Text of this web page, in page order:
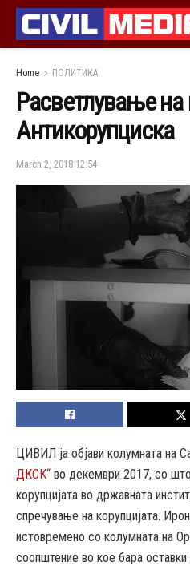
Home ПОЛИТИКА
Расветлување на
Антикорупциска
March 2, 2018 12:54
ЦИВИЛ ја објави колумната на
ДКСК“ во декември 2017, со
корупцијата во државната
спречување на корупцијата.
истовремено со колумната на
соопштение во кое бара